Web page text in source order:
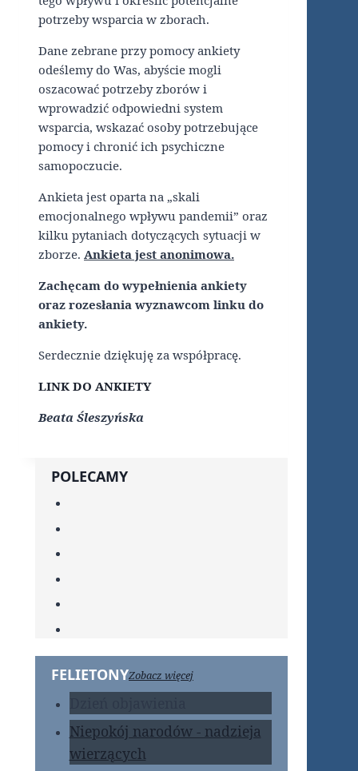
potrzeby wsparcia w zborach.
Dane zebrane przy pomocy ankiety
odeślemy do Was, abyście mogli
oszacować potrzeby zborów i
wprowadzić odpowiedni system
wsparcia, wskazać osoby potrzebujące
pomocy i chronić ich psychiczne
samopoczucie.
Ankieta jest oparta na „skali
emocjonalnego wpływu pandemii” oraz
kilku pytaniach dotyczących sytuacji w
zborze. Ankieta jest anonimowa.
Zachęcam do wypełnienia ankiety
oraz rozesłania wyznawcom linku do
ankiety.
Serdecznie dziękuję za współpracę.
LINK DO ANKIETY
Beata Śleszyńska
POLECAMY
FELIETONYZobacz więcej
Niepokój narodów - nadzieja
wierzących